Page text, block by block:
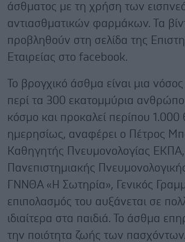
άσθματος με τη χρήση των
αντιασθματικών φαρμάκων. Τα
προβληθούν στη σελίδα της
Εταιρείας στο facebook.
Το βρογχικό άσθμα είναι μια
περί τα 300 εκατομμύρια
κόσμο και προκαλεί περίπου 1.000
ημερησίως, αναφέρει ο Πέτρος
Καθηγητής Πνευμονολογίας ΕΚΠΑ,
Πανεπιστημιακής
ΓΝΝΘΑ «Η Σωτηρία», Γενικός
επιπολασμός του αυξάνεται σε
ιδιαίτερα στα παιδιά. Το άσθμα
την ποιότητα ζωής των